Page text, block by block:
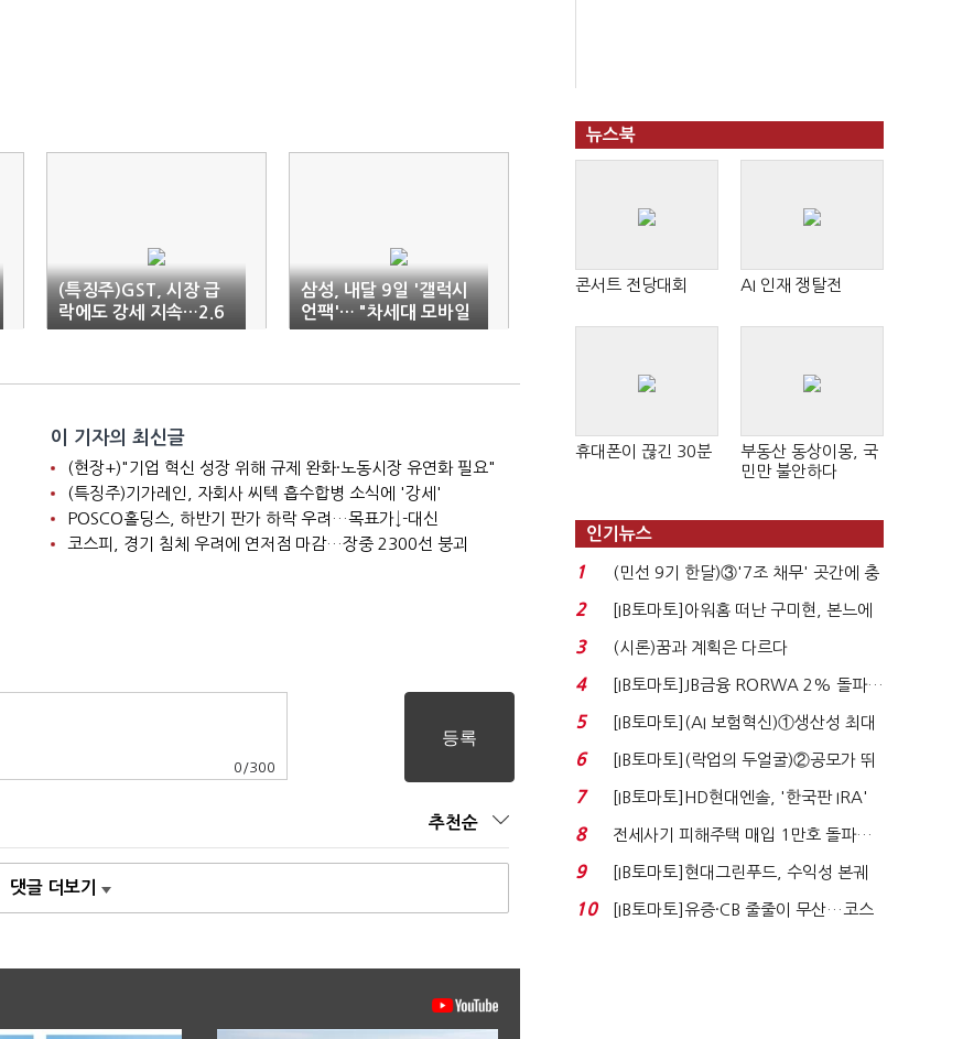
(특징주)GST, 시장 급
락에도 강세 지속…2.6
1%↑
삼성, 내달 9일 '갤럭시
언팩'… "차세대 모바일
경험 표준 제시"
이 기자의 최신글
(현장+)"기업 혁신 성장 위해 규제 완화·노동시장 유연화 필요"
(특징주)기가레인, 자회사 씨텍 흡수합병 소식에 '강세'
POSCO홀딩스, 하반기 판가 하락 우려…목표가↓-대신
코스피, 경기 침체 우려에 연저점 마감…장중 2300선 붕괴
0 /300
추천순
댓글 더보기
뉴스북
콘서트 전당대회 AI 인재 쟁탈전
휴대폰이 끊긴 30분
부동산 동상이몽, 국
민만 불안하다
인기뉴스
1
(민선 9기 한달)③'7조 채무' 곳간에 충
격…추미애, 20년...
2
[IB토마토]아워홈 떠난 구미현, 본느에
340억 베팅…가...
3 (시론)꿈과 계획은 다르다
4
[IB토마토]JB금융 RORWA 2% 돌파…
실적 견인은 은행 ...
5
[IB토마토](AI 보험혁신)①생산성 최대
80% 개선…현실...
6
[IB토마토](락업의 두얼굴)②공모가 뛰
자 첫날 매도…FI ...
7
[IB토마토]HD현대엔솔, '한국판 IRA'
수혜 부상…세액공...
8
전세사기 피해주택 매입 1만호 돌파…
누적 피해자 4만2...
9
[IB토마토]현대그린푸드, 수익성 본궤
도…실적 개선에 ...
10
[IB토마토]유증·CB 줄줄이 무산…코스